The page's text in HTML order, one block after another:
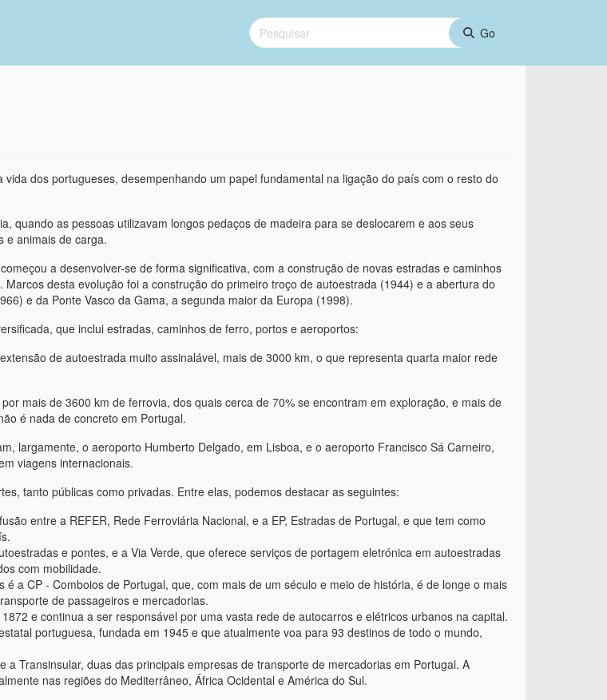
dos portugueses, desempenhando um papel fundamental na ligação do país com o resto do
quando as pessoas utilizavam longos pedaços de madeira para se deslocarem e aos seus
e animais de carga.
a desenvolver-se de forma significativa, com a construção de novas estradas e caminhos
desta evolução foi a construção do primeiro troço de autoestrada (1944) e a abertura do
e da Ponte Vasco da Gama, a segunda maior da Europa (1998).
que inclui estradas, caminhos de ferro, portos e aeroportos:
de autoestrada muito assinalável, mais de 3000 km, o que representa quarta maior rede
mais de 3600 km de ferrovia, dos quais cerca de 70% se encontram em exploração, e mais de
é nada de concreto em Portugal.
largamente, o aeroporto Humberto Delgado, em Lisboa, e o aeroporto Francisco Sá Carneiro,
viagens internacionais.
tanto públicas como privadas. Entre elas, podemos destacar as seguintes:
entre a REFER, Rede Ferroviária Nacional, e a EP, Estradas de Portugal, e que tem como
e pontes, e a Via Verde, que oferece serviços de portagem eletrónica em autoestradas
com mobilidade.
a CP - Comboios de Portugal, que, com mais de um século e meio de história, é de longe o mais
de passageiros e mercadorias.
e continua a ser responsável por uma vasta rede de autocarros e elétricos urbanos na capital.
portuguesa, fundada em 1945 e que atualmente voa para 93 destinos de todo o mundo,
Transinsular, duas das principais empresas de transporte de mercadorias em Portugal. A
nas regiões do Mediterrâneo, África Ocidental e América do Sul.